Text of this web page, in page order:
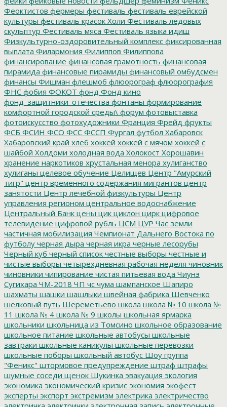
Феоктистов фермеры фестиваль фестиваль еврейской
культуры фестиваль красок Холи Фестиваль ледовых
скульптур Фестиваль мяса Фестиваль языка идиш
Физкультурно-оздоровительный комплекс фиксированная
выплата Филармония Филиппов Филиппова
финансирование финансовая грамотность финансовая
пирамида финансовые пирамиды финансовый омбудсмен
финансы Фишман флешмоб флюорограф флюорография
ФНС фобия ФОКОТ фонд Фонд кино
фонд_защитники_отечества фонтаны формирование
комфортной городской среды\ форум фотовыставка
фотоискусство фотохудожники Франция Фрейд фрукты
ФСБ ФСИН ФСО ФСС ФССП Фургал футбол Хабаровск
Хабаровский край хлеб хоккей хоккей с мячом хоккей с
шайбой Холдоми холодная вода Холокост Хорошавин
хранение наркотиков хрустальная менора хулиганство
хулиганы целевое обучение Целищев Центр "Амурский
тигр" центр временного содержания мигрантов центр
занятости Центр лечебной физкультуры Центр
управления регионом центральное водоснабжение
Центральный Банк цены цик циклон цирк цифровое
телевидение цифровой рубль ЦСМ ЦУР Час земли
частичная мобилизация Чемпионат Дальнего Востока по
футболу черная дыра черная икра черные лесорубы
Черный куб черный список честные выборы честные и
чистые выборы четырехдневная рабочая неделя чиновник
чиновники чипирование чистая питьевая вода Чиунэ
Сугихара ЧМ-2018 ЧП чс чума шампанское Шапиро
шахматы шашки шашлыки швейная фабрика Шевченко
шелковый путь Шереметьево школа школа № 10 школа №
11 школа № 4 школа № 9 школы школьная ярмарка
школьники школьница из Томсино школьное образование
школьное питание школьные автобусы школьные
завтраки школьные каникулы школьные перевозки
школьные поборы школьный автобус Шоу группа
"Феникс" штормовое предупреждение штраф штрафы
шумные соседи щенок Щукинка эвакуация экология
экономика экономический кризис экономия экофест
эксперты экспорт экстремизм электрика электричество